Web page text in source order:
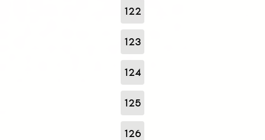
122
123
124
125
126